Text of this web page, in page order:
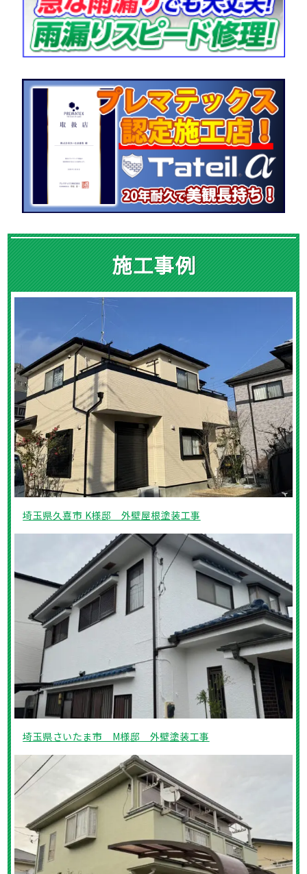
施工事例
埼玉県久喜市 K様邸 外壁屋根塗装工事
埼玉県さいたま市 M様邸 外壁塗装工事